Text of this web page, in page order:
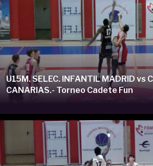
U15M. SELEC. INFANTIL MADRID vs
CANARIAS.- Torneo Cadete Fun